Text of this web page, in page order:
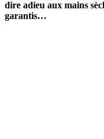
dire adieu aux mains
garantis…